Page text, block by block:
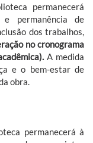
permanecerá
e permanência de
dos trabalhos,
no cronograma
A medida
e o bem-estar de
obra.
permanecerá à